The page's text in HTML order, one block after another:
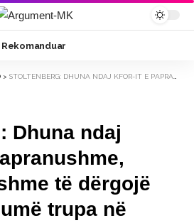
Rekomanduar
> STOLTENBERG: DHUNA NDAJ KFOR-IT E PAPRANUSHME, NATO E GATSHME TË DËRGOJË EDHE MË SHUMË TRUPA NË KOSOVË
Dhuna ndaj
të dërgojë
trupa në